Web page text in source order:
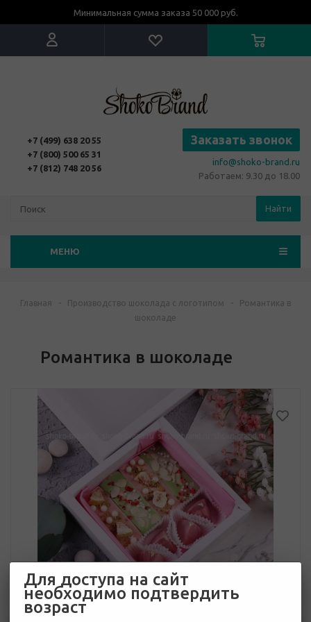
Минимальная сумма заказа 50 000 руб.
+7 (499) 638 20 55
+7 (800) 500 65 31
+7 (812) 748 20 56
Заказать звонок
info@shoko-brand.ru
Работаем: 9.30 до 18.00
Найти
МЕНЮ
Главная - Производство шоколада с логотипом -
Романтика в
шоколаде
Романтика в шоколаде
Для доступа на сайт
необходимо подтвердить
возраст